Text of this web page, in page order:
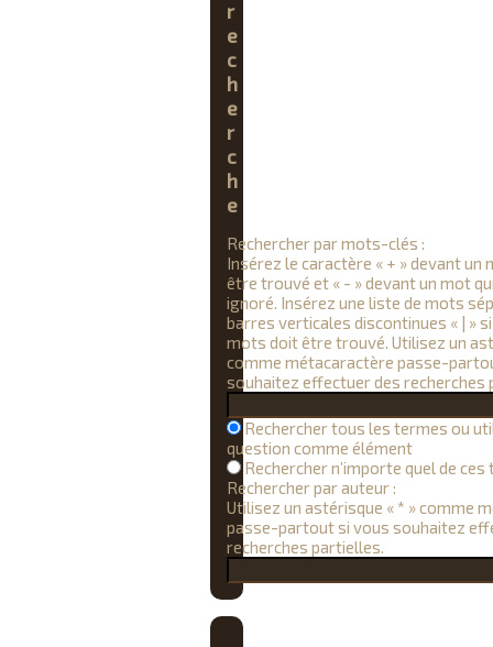
r
e
c
h
e
r
c
h
e
Rechercher par mots-clés :
Insérez le caractère « + » devant un
être trouvé et « - » devant un mot
ignoré. Insérez une liste de mots
barres verticales discontinues « | »
mots doit être trouvé. Utilisez un
comme métacaractère passe-
souhaitez effectuer des recherches
Rechercher tous les termes ou
question comme élément
Rechercher n’importe quel de
Rechercher par auteur :
Utilisez un astérisque « * » comme
passe-partout si vous souhaitez
recherches partielles.